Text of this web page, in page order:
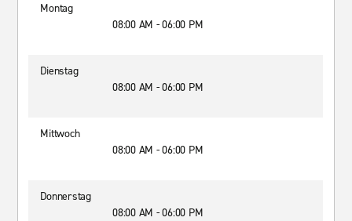
Montag
08:00 AM - 06:00 PM
Dienstag
08:00 AM - 06:00 PM
Mittwoch
08:00 AM - 06:00 PM
Donnerstag
08:00 AM - 06:00 PM